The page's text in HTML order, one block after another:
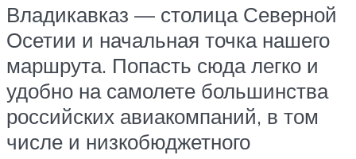
Владикавказ — столица Северной
Осетии и начальная точка нашего
маршрута. Попасть сюда легко и
удобно на самолете большинства
российских авиакомпаний, в том
числе и низкобюджетного